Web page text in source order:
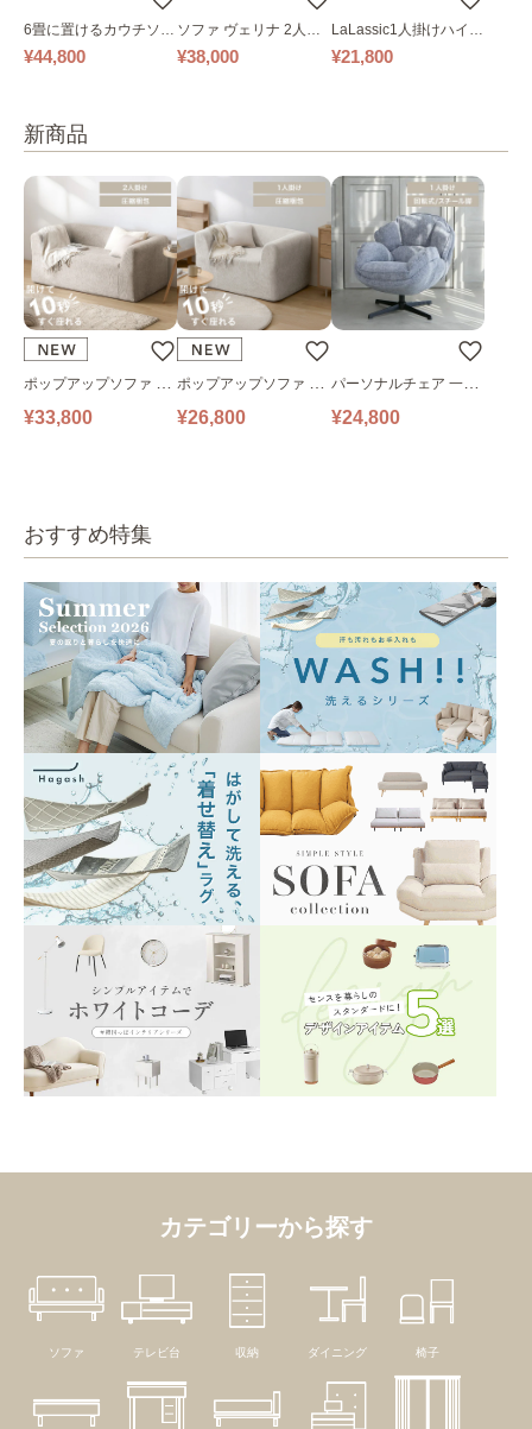
6畳に置けるカウチソフ
ァ｜ベージュ
¥44,800
ソファ ヴェリナ 2人掛
け
¥38,000
LaLassic1人掛けハイバ
ックソファ ワイド
¥21,800
新商品
ポップアップソファ ソ
ファ フロアソファ 幅14
¥33,800
ポップアップソファ ソ
ファ フロアソファ 幅10
¥26,800
パーソナルチェア 一人
掛けソファ O’HANA ソ
¥24,800
おすすめ特集
カテゴリーから探す
ソファ テレビ台 収納 ダイニング 椅子